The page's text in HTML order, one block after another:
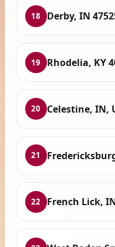
18 Derby, IN
19 Rhodelia, KY
20 Celestine, IN,
21
22 French Lick,